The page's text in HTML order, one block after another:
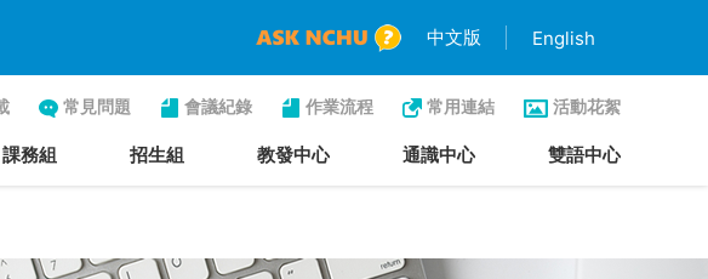
中文版 English
常見問題 會議紀錄 作業流程 常用連結 活動花絮
課務組 招生組 教發中心 通識中心 雙語中心